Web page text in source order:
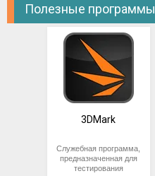
Полезные программы
3DMark
Служебная программа,
предназначенная для
тестирования